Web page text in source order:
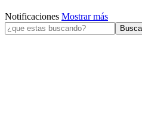
Notificaciones Mostrar más